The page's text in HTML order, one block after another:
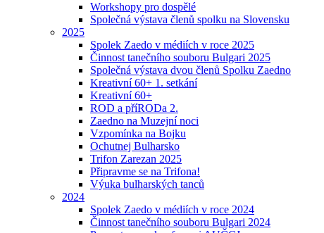
Workshopy pro dospělé
Společná výstava členů spolku na Slovensku
2025
Spolek Zaedo v médiích v roce 2025
Činnost tanečního souboru Bulgari 2025
Společná výstava dvou členů Spolku Zaedno
Kreativní 60+ 1. setkání
Kreativní 60+
ROD a příRODa 2.
Zaedno na Muzejní noci
Vzpomínka na Bojku
Ochutnej Bulharsko
Trifon Zarezan 2025
Připravme se na Trifona!
Výuka bulharských tanců
2024
Spolek Zaedo v médiích v roce 2024
Činnost tanečního souboru Bulgari 2024